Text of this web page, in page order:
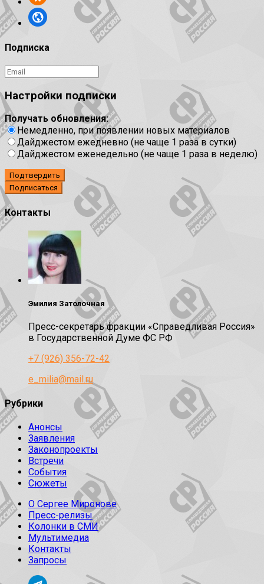
Подписка
Настройки подписки
Получать обновления:
Немедленно, при появлении новых материалов
Дайджестом ежедневно (не чаще 1 раза в сутки)
Дайджестом еженедельно (не чаще 1 раза в неделю)
Подтвердить
Контакты
Эмилия Затолочная
Пресс-секретарь фракции «Справедливая Россия»
в Государственной Думе ФС РФ
+7 (926) 356-72-42
e_milia@mail.ru
Рубрики
Анонсы
Заявления
Законопроекты
Встречи
События
Сюжеты
О Сергее Миронове
Пресс-релизы
Колонки в СМИ
Мультимедиа
Контакты
Запросы